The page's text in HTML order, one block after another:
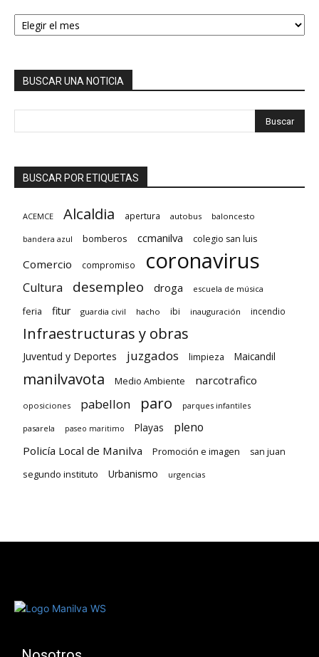
HEMEROTECA
BUSCAR UNA NOTICIA
BUSCAR POR ETIQUETAS
ACEMCE Alcaldia apertura autobus baloncesto
bandera azul bomberos ccmanilva colegio san luis
Comercio compromiso coronavirus
Cultura desempleo droga escuela de música
feria fitur guardia civil hacho ibi inauguración incendio
Infraestructuras y obras
Juventud y Deportes juzgados limpieza Maicandil
manilvavota Medio Ambiente narcotrafico
oposiciones pabellon paro parques infantiles
pasarela paseo maritimo Playas pleno
Policía Local de Manilva Promoción e imagen san juan
segundo instituto Urbanismo urgencias